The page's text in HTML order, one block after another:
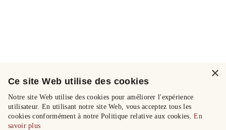
×
Ce site Web utilise des cookies
Notre site Web utilise des cookies pour améliorer l'expérience
utilisateur. En utilisant notre site Web, vous acceptez tous les
cookies conformément à notre Politique relative aux cookies.En
savoir plus